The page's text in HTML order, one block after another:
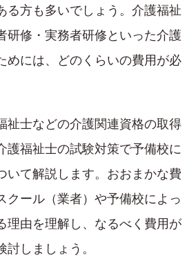
る方も多いでしょう。介護福祉
研修・実務者研修といった介護
めには、どのくらいの費用が必
祉士などの介護関連資格の取得
護福祉士の試験対策で予備校に
いて解説します。おおまかな費
クール（業者）や予備校によっ
理由を理解し、なるべく費用が
しましょう。